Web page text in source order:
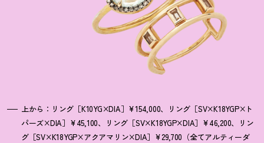
上から：リング［K10YG×DIA］¥154,000、リング［SV×K18YGP×ト
パーズ×DIA］¥45,100、リング［SV×K18YGP×DIA］¥46,200、リン
グ［SV×K18YGP×アクアマリン×DIA］¥29,700（全てアルティーダ